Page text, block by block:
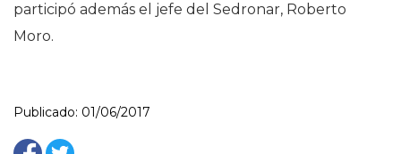
participó además el jefe del Sedronar, Roberto
Moro.
Publicado: 01/06/2017